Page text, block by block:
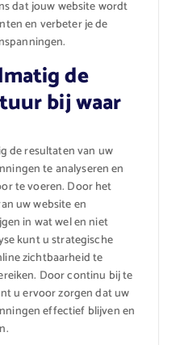
dat jouw website wordt
en verbeter je de
de
bij waar
de resultaten van uw
te analyseren en
te voeren. Door het
uw website en
in wat wel en niet
kunt u strategische
zichtbaarheid te
Door continu bij te
u ervoor zorgen dat uw
effectief blijven en